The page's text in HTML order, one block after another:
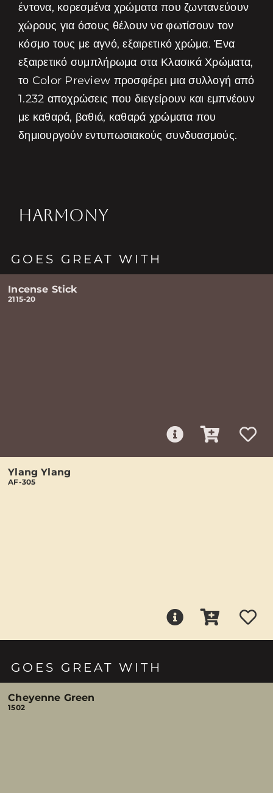
έντονα, κορεσμένα χρώματα που ζωντανεύουν
χώρους για όσους θέλουν να φωτίσουν τον
κόσμο τους με αγνό, εξαιρετικό χρώμα. Ένα
εξαιρετικό συμπλήρωμα στα Κλασικά Χρώματα,
το Color Preview προσφέρει μια συλλογή από
1.232 αποχρώσεις που διεγείρουν και εμπνέουν
με καθαρά, βαθιά, καθαρά χρώματα που
δημιουργούν εντυπωσιακούς συνδυασμούς.
HARMONY
GOES GREAT WITH
Incense Stick
2115-20
Ylang Ylang
AF-305
GOES GREAT WITH
Cheyenne Green
1502